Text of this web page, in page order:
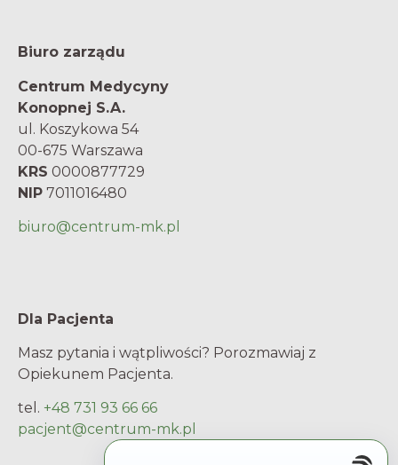
Biuro zarządu
Centrum Medycyny
Konopnej S.A.
ul. Koszykowa 54
00-675 Warszawa
KRS 0000877729
NIP 7011016480
biuro@centrum-mk.pl
Dla Pacjenta
Masz pytania i wątpliwości? Porozmawiaj z
Opiekunem Pacjenta.
tel. +48 731 93 66 66
pacjent@centrum-mk.pl